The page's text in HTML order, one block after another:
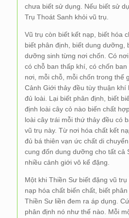
chưa biết sử dụng. Nếu biết sử
Trụ Thoát Sanh khỏi vũ trụ.
Vũ trụ còn biết kết nạp, biết hóa
biết phân định, biết dung dưỡng,
dưỡng sinh từng nơi chốn. Có
có chỗ ban thấp khí, có chốn
nơi, mỗi chỗ, mỗi chốn trong thế
Cảnh Giới thảy đều tùy thuận
đủ loài. Lại biết phân định, biết
định loài cây cỏ nào biến chất
loài cây trái mỗi thứ thảy đều có
vũ trụ này. Từ nơi hóa chất kết
đủ bá thiên vạn ức chất di
cung đốn dung dưỡng cho tất cả
nhiều cảnh giới vô kể đặng.
Một khi Thiền Sư biết đặng vũ
nạp hóa chất biến chất, biết
Thiền Sư liền đem ra áp dụng.
phân định nó như thế nào. Mỗi